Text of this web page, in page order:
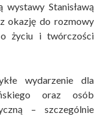
Stanisławą
okazję do rozmowy
życiu i twórczości
wydarzenie dla
oraz osób
– szczególnie